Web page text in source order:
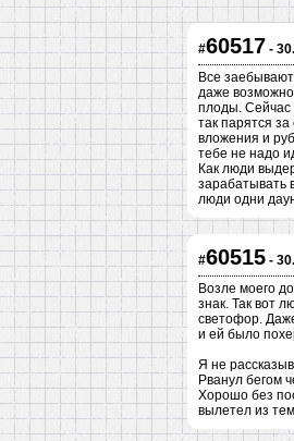
#60517 -
Все
даже возможно
плоды. Сейчас
так парятся
вложения и
тебе не надо
Как люди
зарабатывать
люди одни
#60515-
Возле моего
знак. Так вот
светофор.
и ей было
Я не
Рванул бегом
Хорошо без
вылетел из